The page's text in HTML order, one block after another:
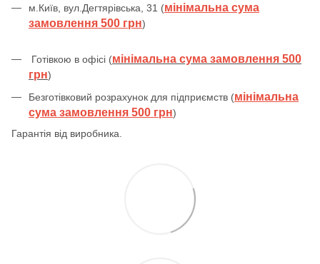
м.Київ, вул.Дегтярівська, 31 (мінімальна сума
замовлення 500 грн)
Готівкою в офісі (мінімальна сума замовлення 500
грн)
Безготівковий розрахунок для підприємств (мінімальна
сума замовлення 500 грн)
Гарантія від виробника.